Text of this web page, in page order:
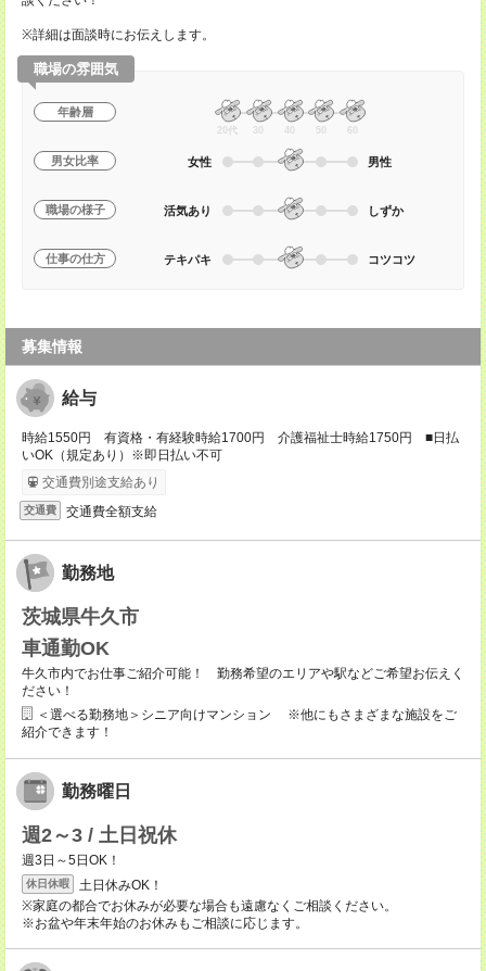
※詳細は面談時にお伝えします。
職場の雰囲気
年齢層
20代 30 40 50 60
男女比率 女性 男性
職場の様子 活気あり しずか
仕事の仕方 テキパキ コツコツ
募集情報
給与
時給1550円 有資格・有経験時給1700円 介護福祉士時給1750円 ■日払
いOK（規定あり）※即日払い不可
交通費別途支給あり
交通費 交通費全額支給
勤務地
茨城県牛久市
車通勤OK
牛久市内でお仕事ご紹介可能！ 勤務希望のエリアや駅などご希望お伝えく
ださい！
＜選べる勤務地＞シニア向けマンション ※他にもさまざまな施設をご
紹介できます！
勤務曜日
週2～3 / 土日祝休
週3日～5日OK！
休日休暇
土日休みOK！
※家庭の都合でお休みが必要な場合も遠慮なくご相談ください。
※お盆や年末年始のお休みもご相談に応じます。